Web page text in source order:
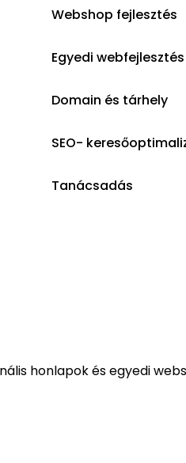
Webshop fejlesztés
Egyedi webfejlesztés
Domain és tárhely
SEO-
Tanácsadás
honlapok és egyedi